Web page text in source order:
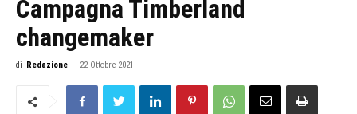
Campagna Timberland
changemaker
di Redazione - 22 Ottobre 2021